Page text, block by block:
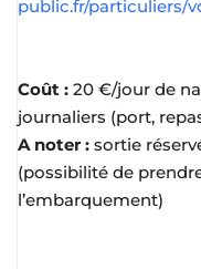
public.fr/particuliers/
Coût : 20 €/jour de
journaliers (port,
A noter : sortie
(possibilité de
l’embarquement)